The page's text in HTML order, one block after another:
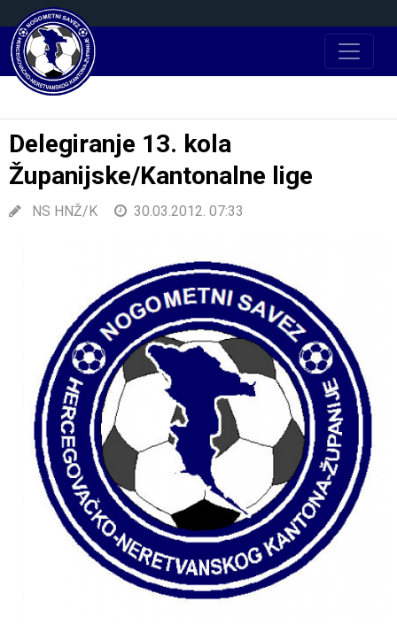
Delegiranje 13. kola
Županijske/Kantonalne lige
NS HNŽ/K 30.03.2012. 07:33